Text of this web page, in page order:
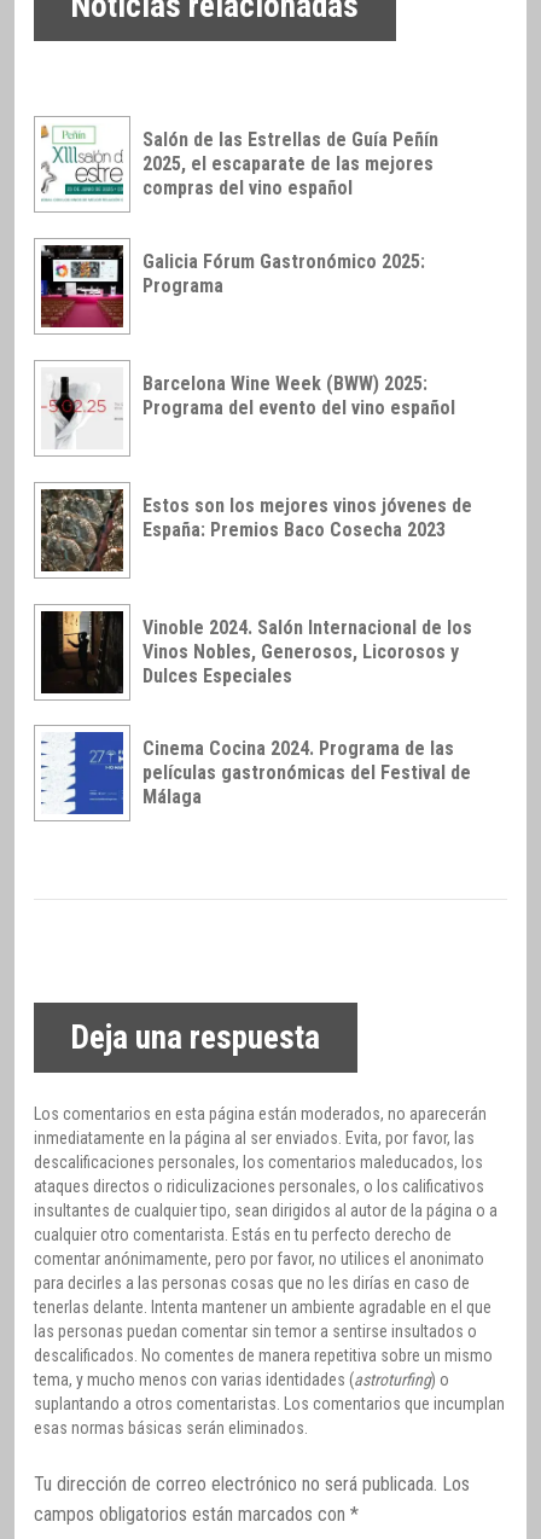
Salón de las Estrellas de Guía Peñín
2025, el escaparate de las mejores
compras del vino español
Galicia Fórum Gastronómico 2025:
Programa
Barcelona Wine Week (BWW) 2025:
Programa del evento del vino español
Estos son los mejores vinos jóvenes de
España: Premios Baco Cosecha 2023
Vinoble 2024. Salón Internacional de los
Vinos Nobles, Generosos, Licorosos y
Dulces Especiales
Cinema Cocina 2024. Programa de las
películas gastronómicas del Festival de
Málaga
Deja una respuesta
Los comentarios en esta página están moderados, no aparecerán
inmediatamente en la página al ser enviados. Evita, por favor, las
descalificaciones personales, los comentarios maleducados, los
ataques directos o ridiculizaciones personales, o los calificativos
insultantes de cualquier tipo, sean dirigidos al autor de la página o a
cualquier otro comentarista. Estás en tu perfecto derecho de
comentar anónimamente, pero por favor, no utilices el anonimato
para decirles a las personas cosas que no les dirías en caso de
tenerlas delante. Intenta mantener un ambiente agradable en el que
las personas puedan comentar sin temor a sentirse insultados o
descalificados. No comentes de manera repetitiva sobre un mismo
tema, y mucho menos con varias identidades (astroturfing) o
suplantando a otros comentaristas. Los comentarios que incumplan
esas normas básicas serán eliminados.
Tu dirección de correo electrónico no será publicada. Los
campos obligatorios están marcados con *